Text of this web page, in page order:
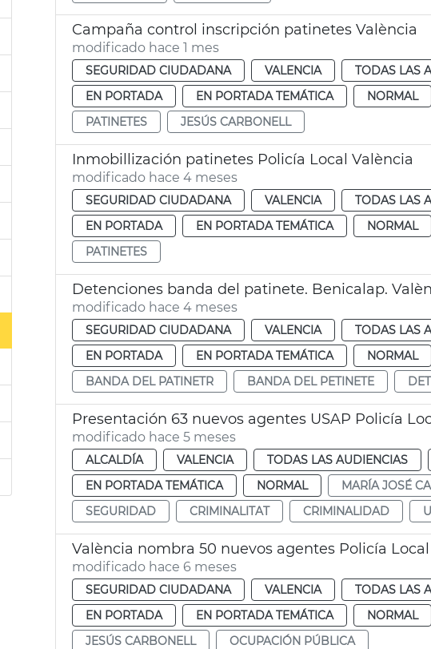
Campaña control inscripción patinetes València
modificado hace 1 mes
SEGURIDAD CIUDADANA VALENCIA TODAS LAS
EN PORTADA
EN PORTADA TEMÁTICA NORMAL
PATINETES
JESÚS CARBONELL
Inmobillización patinetes Policía Local València
modificado hace 4 meses
SEGURIDAD CIUDADANA VALENCIA TODAS LAS
EN PORTADA
EN PORTADA TEMÁTICA NORMAL
PATINETES
Detenciones banda del patinete. Benicalap.
modificado hace 4 meses
SEGURIDAD CIUDADANA VALENCIA TODAS LAS
EN PORTADA
EN PORTADA TEMÁTICA NORMAL
BANDA DEL PATINETR
BANDA DEL PETINETE
Presentación 63 nuevos agentes USAP Policía
modificado hace 5 meses
ALCALDÍA VALENCIA TODAS LAS AUDIENCIAS
EN PORTADA TEMÁTICA
NORMAL MARÍA JOSÉ
SEGURIDAD
CRIMINALITAT CRIMINALIDAD
València nombra 50 nuevos agentes Policía Local
modificado hace 6 meses
SEGURIDAD CIUDADANA VALENCIA TODAS LAS
EN PORTADA
EN PORTADA TEMÁTICA NORMAL
JESÚS CARBONELL
OCUPACIÓN PÚBLICA